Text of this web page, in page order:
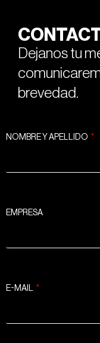
Dejanos tu
brevedad.
NOMBRE Y APELLIDO
EMPRESA
E-MAIL